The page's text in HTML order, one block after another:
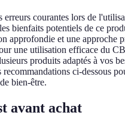
erreurs courantes lors de
bienfaits potentiels de ce
approfondie et une approche
une utilisation efficace du
produits adaptés à vos
ci-dessous
bien-être.
avant achat